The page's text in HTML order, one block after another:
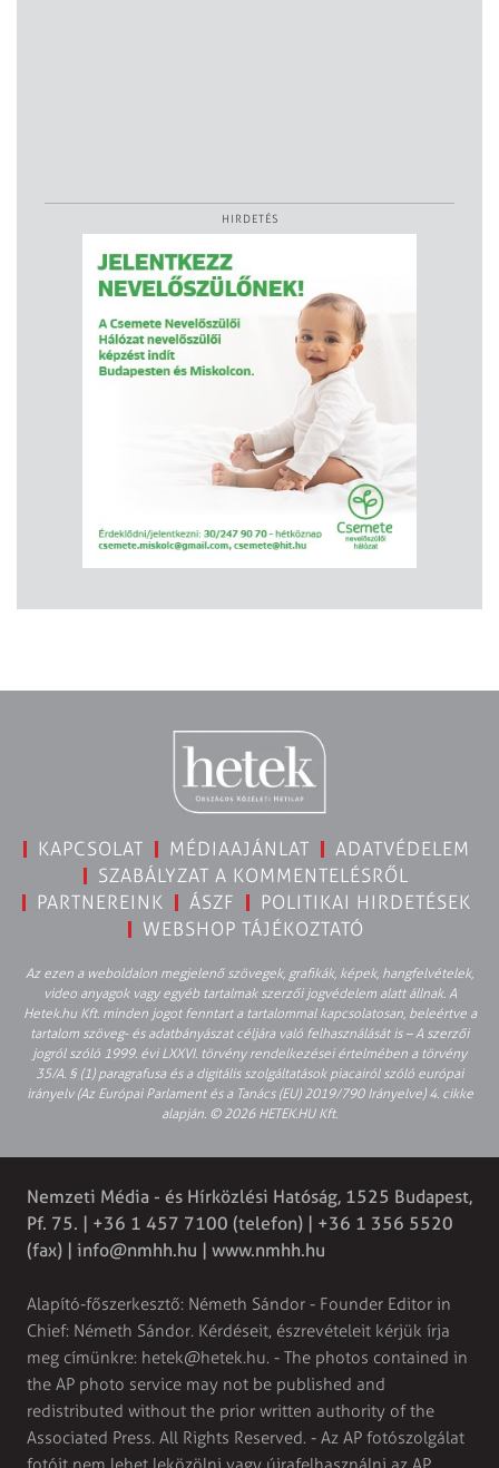
HIRDETÉS
KAPCSOLAT MÉDIAAJÁNLAT
ADATVÉDELEM
SZABÁLYZAT A KOMMENTELÉSRŐL
PARTNEREINK
ÁSZF
POLITIKAI HIRDETÉSEK
WEBSHOP TÁJÉKOZTATÓ
Az ezen a weboldalon megjelenő szövegek, grafikák, képek, hangfelvételek,
video anyagok vagy egyéb tartalmak szerzői jogvédelem alatt állnak. A
Hetek.hu Kft. minden jogot fenntart a tartalommal kapcsolatosan, beleértve a
tartalom szöveg- és adatbányászat céljára való felhasználását is – A szerzői
jogról szóló 1999. évi LXXVI. törvény rendelkezései értelmében a törvény
35/A. § (1) paragrafusa és a digitális szolgáltatások piacairól szóló európai
irányelv (Az Európai Parlament és a Tanács (EU) 2019/790 Irányelve) 4. cikke
alapján. © 2026 HETEK.HU Kft.
Nemzeti Média - és Hírközlési Hatóság, 1525 Budapest,
Pf. 75. | +36 1 457 7100 (telefon) | +36 1 356 5520
(fax) | info@nmhh.hu | www.nmhh.hu
Alapító-főszerkesztő: Németh Sándor - Founder Editor in
Chief: Németh Sándor. Kérdéseit, észrevételeit kérjük írja
meg címünkre: hetek@hetek.hu. - The photos contained in
the AP photo service may not be published and
redistributed without the prior written authority of the
Associated Press. All Rights Reserved. - Az AP fotószolgálat